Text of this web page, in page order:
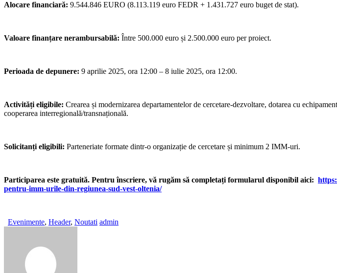
Alocare financiară: 9.544.846 EURO (8.113.119 euro FEDR + 1.431.727 euro buget de stat).
Valoare finanțare nerambursabilă: Între 500.000 euro și 2.500.000 euro per proiect.
Perioada de depunere: 9 aprilie 2025, ora 12:00 – 8 iulie 2025, ora 12:00.
Activități eligibile: Crearea și modernizarea departamentelor de cercetare-dezvoltare, dotarea cu
cooperarea interregională/transnațională.
Solicitanți eligibili: Parteneriate formate dintr-o organizație de cercetare și minimum 2 IMM-uri.
Participarea este gratuită. Pentru înscriere, vă rugăm să completați formularul disponibil aici:
pentru-imm-urile-din-regiunea-sud-vest-oltenia/
Evenimente, Header, Noutati admin